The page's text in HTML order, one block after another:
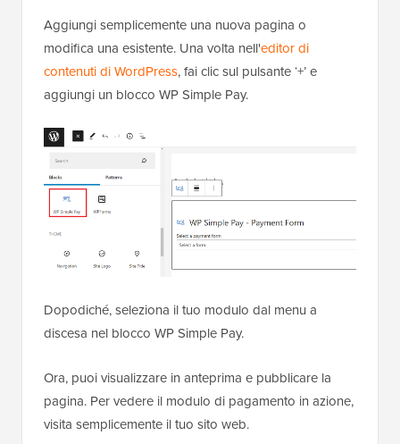
Aggiungi semplicemente una nuova pagina o
modifica una esistente. Una volta nell'editor di
contenuti di WordPress, fai clic sul pulsante ‘+’ e
aggiungi un blocco WP Simple Pay.
Dopodiché, seleziona il tuo modulo dal menu a
discesa nel blocco WP Simple Pay.
Ora, puoi visualizzare in anteprima e pubblicare la
pagina. Per vedere il modulo di pagamento in azione,
visita semplicemente il tuo sito web.